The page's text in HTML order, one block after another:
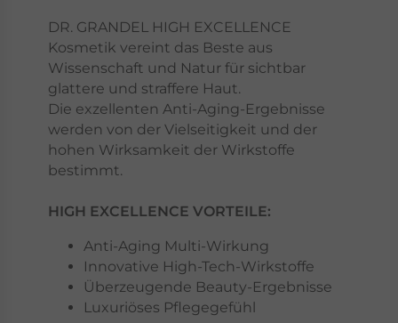
DR. GRANDEL HIGH EXCELLENCE
Kosmetik vereint das Beste aus
Wissenschaft und Natur für sichtbar
glattere und straffere Haut.
Die exzellenten Anti-Aging-Ergebnisse
werden von der Vielseitigkeit und der
hohen Wirksamkeit der Wirkstoffe
bestimmt.
HIGH EXCELLENCE VORTEILE:
Anti-Aging Multi-Wirkung
Innovative High-Tech-Wirkstoffe
Überzeugende Beauty-Ergebnisse
Luxuriöses Pflegegefühl